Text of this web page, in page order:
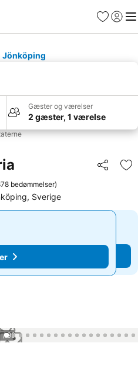
Favoritter
Log ind
Jönköping
Gæster og værelser
2 gæster, 1 værelse
Del
bedømmelser)
Sverige
/ 99